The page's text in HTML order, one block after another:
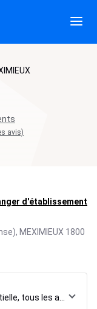
avis)
d'établissement
MEXIMIEUX 1800